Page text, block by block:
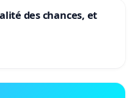
des chances, et